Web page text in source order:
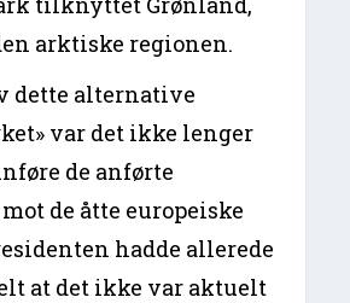
arktiske regionen.
dette alternative
var det ikke lenger
de anførte
de åtte europeiske
hadde allerede
at det ikke var aktuelt